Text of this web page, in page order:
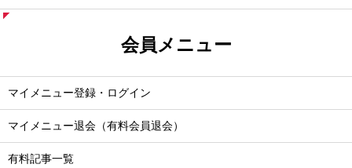
会員メニュー
マイメニュー登録・ログイン
マイメニュー退会（有料会員退会）
有料記事一覧